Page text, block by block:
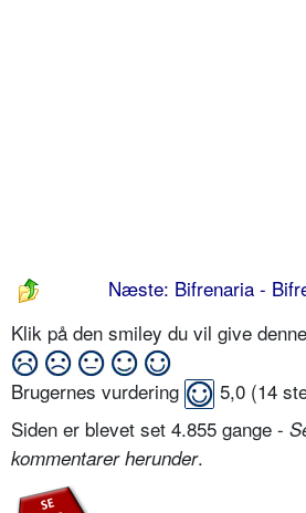
Næste: Bifrenaria -
Klik på den smiley du vil give
Brugernes vurdering 5,0 (14
Siden er blevet set 4.855 gange -
kommentarer herunder.